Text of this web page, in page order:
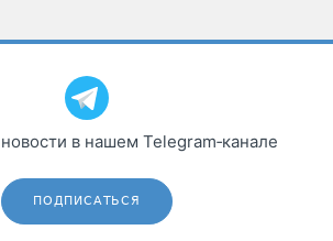
в нашем Telegram‑канале
ПОДПИСАТЬСЯ